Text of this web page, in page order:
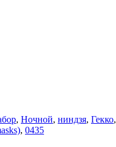
, Ночной, ниндзя, Гекко,
, 0435